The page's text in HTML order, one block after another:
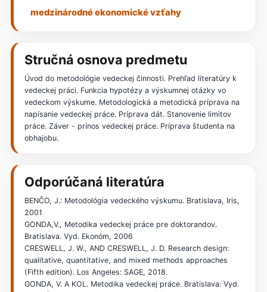
medzinárodné ekonomické vzťahy
Stručná osnova predmetu
Úvod do metodológie vedeckej činnosti. Prehľad literatúry k
vedeckej práci. Funkcia hypotézy a výskumnej otázky vo
vedeckom výskume. Metodologická a metodická príprava na
napísanie vedeckej práce. Príprava dát. Stanovenie limitov
práce. Záver - prínos vedeckej práce. Príprava študenta na
obhajobu.
Odporúčaná literatúra
BENČO, J.: Metodológia vedeckého výskumu. Bratislava, Iris,
2001
GONDA,V., Metodika vedeckej práce pre doktorandov.
Bratislava. Vyd. Ekonóm, 2006
CRESWELL, J. W., AND CRESWELL, J. D. Research design:
qualitative, quantitative, and mixed methods approaches
(Fifth edition). Los Angeles: SAGE, 2018.
GONDA, V. A KOL. Metodika vedeckej práce. Bratislava: Vyd.